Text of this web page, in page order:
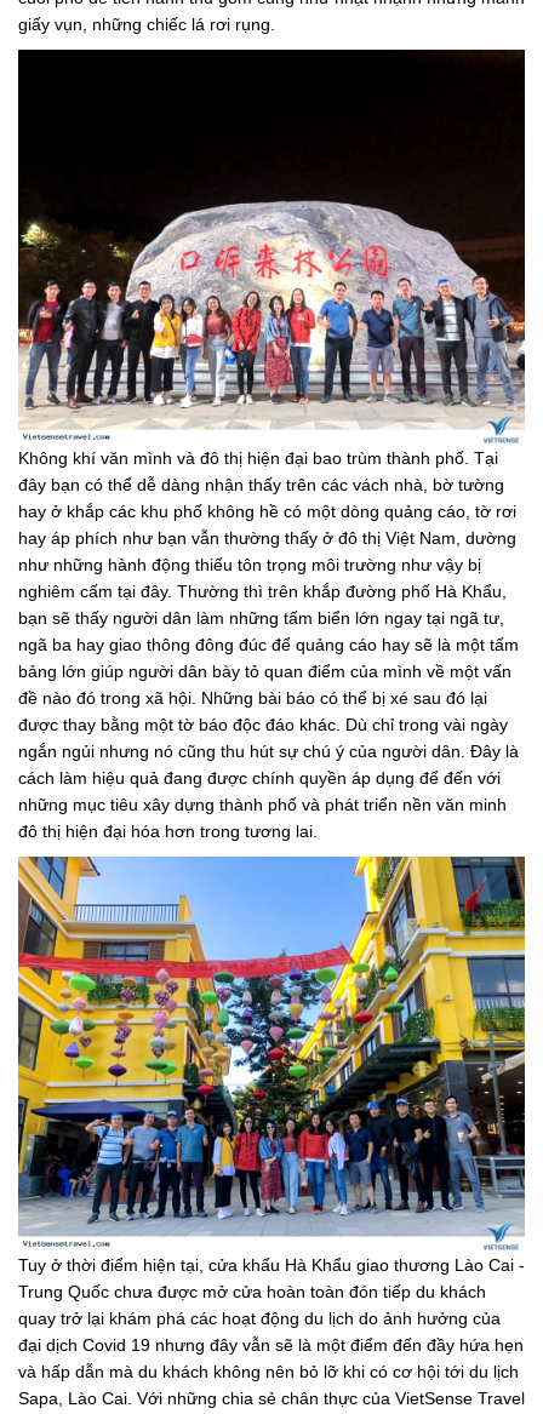
giấy vụn, những chiếc lá rơi rụng.
Không khí văn mình và đô thị hiện đại bao trùm thành phố. Tại
đây bạn có thể dễ dàng nhận thấy trên các vách nhà, bờ tường
hay ở khắp các khu phố không hề có một dòng quảng cáo, tờ rơi
hay áp phích như bạn vẫn thường thấy ở đô thị Việt Nam, dường
như những hành động thiếu tôn trọng môi trường như vậy bị
nghiêm cấm tại đây. Thường thì trên khắp đường phố Hà Khẩu,
bạn sẽ thấy người dân làm những tấm biển lớn ngay tại ngã tư,
ngã ba hay giao thông đông đúc để quảng cáo hay sẽ là một tấm
bảng lớn giúp người dân bày tỏ quan điểm của mình về một vấn
đề nào đó trong xã hội. Những bài báo có thể bị xé sau đó lại
được thay bằng một tờ báo độc đáo khác. Dù chỉ trong vài ngày
ngắn ngủi nhưng nó cũng thu hút sự chú ý của người dân. Đây là
cách làm hiệu quả đang được chính quyền áp dụng để đến với
những mục tiêu xây dựng thành phố và phát triển nền văn minh
đô thị hiện đại hóa hơn trong tương lai.
Tuy ở thời điểm hiện tại, cửa khẩu Hà Khẩu giao thương Lào Cai -
Trung Quốc chưa được mở cửa hoàn toàn đón tiếp du khách
quay trở lại khám phá các hoạt động du lịch do ảnh hưởng của
đại dịch Covid 19 nhưng đây vẫn sẽ là một điểm đến đầy hứa hẹn
và hấp dẫn mà du khách không nên bỏ lỡ khi có cơ hội tới du lịch
Sapa, Lào Cai. Với những chia sẻ chân thực của VietSense Travel